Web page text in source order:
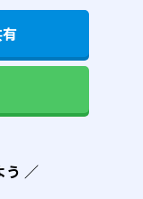
う ／